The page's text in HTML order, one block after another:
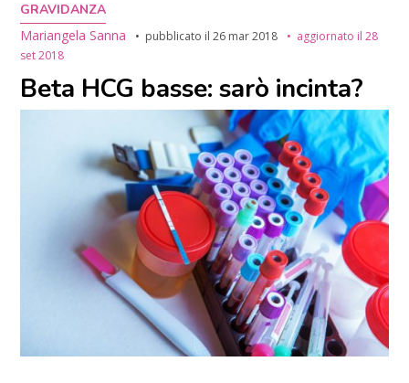
GRAVIDANZA
Mariangela Sanna
pubblicato il26 mar 2018 aggiornato il28
set 2018
Beta HCG basse: sarò incinta?